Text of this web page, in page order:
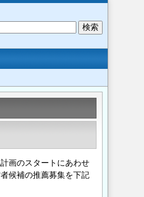
画のスタートにあわせ
候補の推薦募集を下記